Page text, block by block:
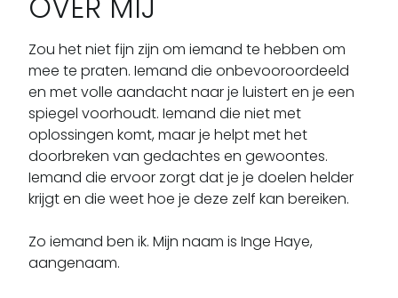
Zou het niet fijn zijn om iemand te hebben om
mee te praten. Iemand die onbevooroordeeld
en met volle aandacht naar je luistert en je een
spiegel voorhoudt. Iemand die niet met
oplossingen komt, maar je helpt met het
doorbreken van gedachtes en gewoontes.
Iemand die ervoor zorgt dat je je doelen helder
krijgt en die weet hoe je deze zelf kan bereiken.
Zo iemand ben ik. Mijn naam is Inge Haye,
aangenaam.